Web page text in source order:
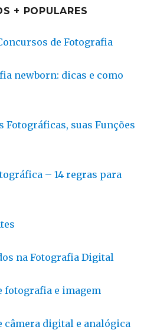
+ POPULARES
de Fotografia
newborn: dicas e como
Fotográficas, suas Funções
– 14 regras para
na Fotografia Digital
fotografia e imagem
câmera digital e analógica